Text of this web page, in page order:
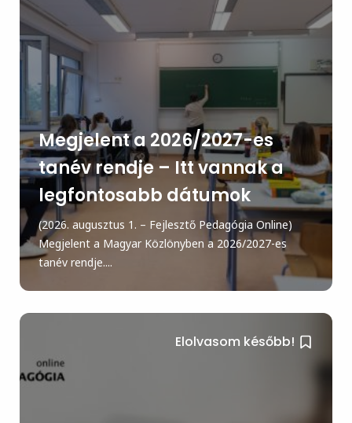
Megjelent a 2026/2027-es
tanév rendje – Itt vannak a
legfontosabb dátumok
(2026. augusztus 1. – Fejlesztő Pedagógia Online)
Megjelent a Magyar Közlönyben a 2026/2027-es
tanév rendje....
Elolvasom később!